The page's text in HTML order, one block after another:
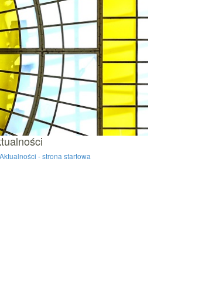
Aktualności - strona startowa